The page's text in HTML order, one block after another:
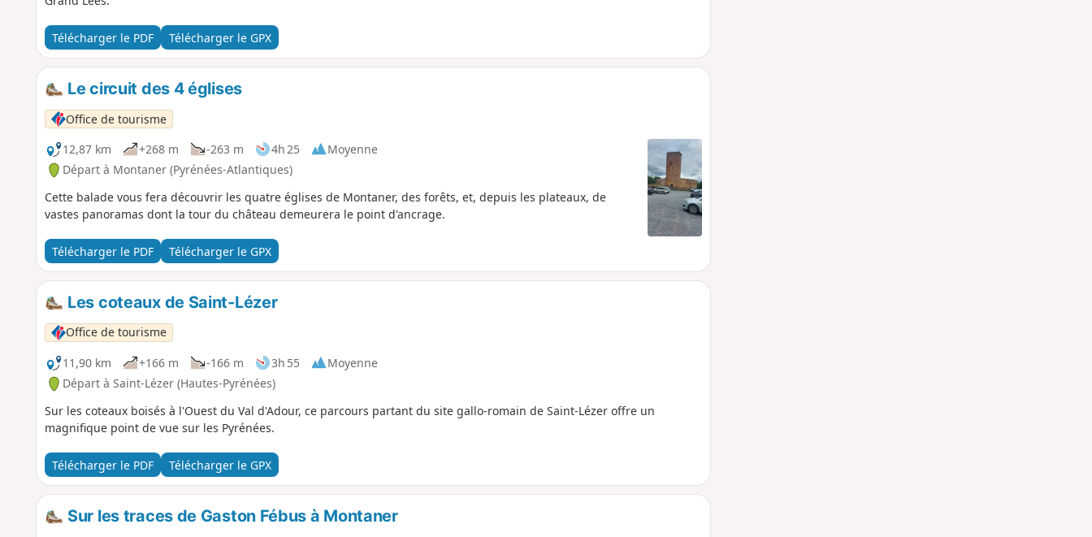
Télécharger le PDF Télécharger le GPX
Le circuit des 4 églises
Office de tourisme
12,87 km
+268 m -263 m 4h 25
Moyenne
Départ à Montaner (Pyrénées-Atlantiques)
Cette balade vous fera découvrir les quatre églises de Montaner, des forêts, et, depuis les plateaux, de
vastes panoramas dont la tour du château demeurera le point d'ancrage.
Télécharger le PDF Télécharger le GPX
Les coteaux de Saint-Lézer
Office de tourisme
11,90 km
+166 m -166 m 3h 55
Moyenne
Départ à Saint-Lézer (Hautes-Pyrénées)
Sur les coteaux boisés à l'Ouest du Val d'Adour, ce parcours partant du site gallo-romain de Saint-Lézer offre un
magnifique point de vue sur les Pyrénées.
Télécharger le PDF Télécharger le GPX
Sur les traces de Gaston Fébus à Montaner